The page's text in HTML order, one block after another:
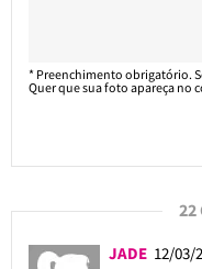
* Preenchimento obrigatório.
Quer que sua foto apareça no
22
JADE 12/03/